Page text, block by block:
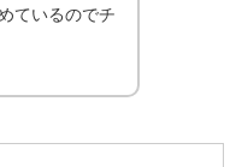
ているのでチ